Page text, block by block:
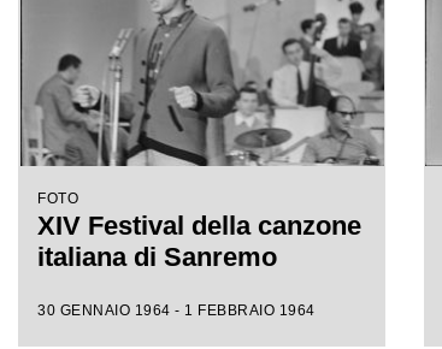
FOTO
XIV Festival della canzone
italiana di Sanremo
30 GENNAIO 1964 - 1 FEBBRAIO 1964